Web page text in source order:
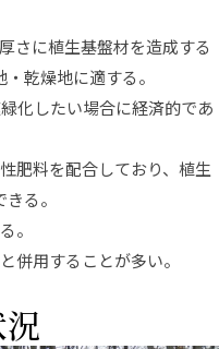
さに植生基盤材を造成する
乾燥地に適する。
化したい場合に経済的であ
肥料を配合しており、植生
る。
。
併用することが多い。